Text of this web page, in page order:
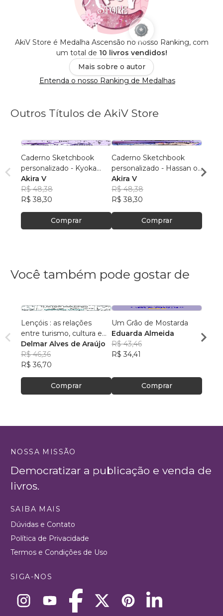
AkiV Store é Medalha Ascensão no nosso Ranking, com
um total de 10 livros vendidos!
Mais sobre o autor
Entenda o nosso Ranking de Medalhas
Outros Títulos de AkiV Store
Caderno Sketchbook
personalizado - Kyoka
Jirou 1 (pequeno) - Folha
branca
Akira V
R$ 48,38
R$ 38,30
Comprar
Caderno Sketchbook
personalizado - Hassan of
Serenity IDOL 1
(pequeno) - Folha branca
Akira V
R$ 48,38
R$ 38,30
Comprar
Gray
Akira
Você também pode gostar de
Lençóis : as relações
entre turismo, cultura e
ambiente
Delmar Alves de Araújo
R$ 46,36
R$ 36,70
Comprar
Um Grão de Mostarda
Eduarda Almeida
R$ 43,46
R$ 34,41
Comprar
Aulas
NOSSA MISSÃO
Democratizar a publicação e venda de
livros.
SAIBA MAIS
Dúvidas e Contato
Política de Privacidade
Termos e Condições de Uso
SIGA-NOS